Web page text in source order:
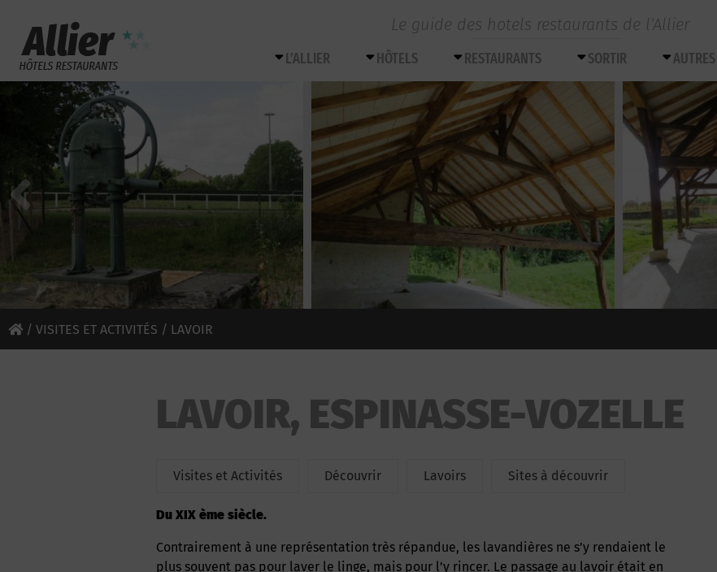
Le guide des hotels restaurants de l’Allier
L’ALLIER HÔTELS RESTAURANTS SORTIR
/ VISITES ET ACTIVITÉS / LAVOIR
LAVOIR, ESPINASSE-VOZELLE
Visites et Activités Découvrir Lavoirs Sites à découvrir
du XIX ème siècle.
Contrairement à une représentation très répandue, les lavandières ne s’y rendaient le
plus souvent pas pour laver le linge, mais pour l’y rincer. Le passage au lavoir était en